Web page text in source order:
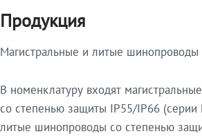
Продукция
Магистральные и литые шинопроводы
В номенклатуру входят
со степенью защиты IP55/IP66
литые шинопроводы со степенью